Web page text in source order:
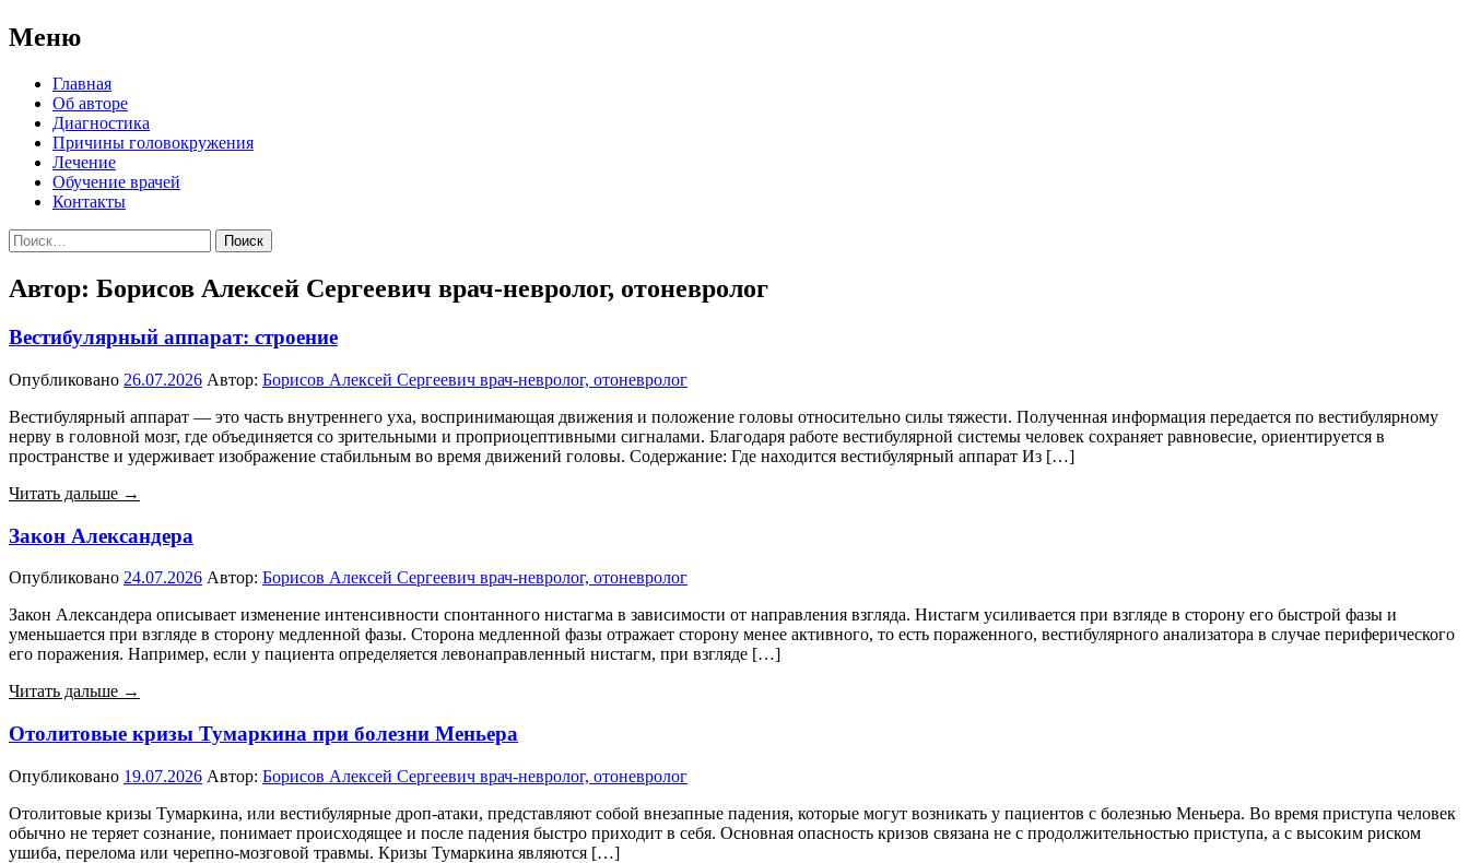
Меню
Перейти
содержимому
Главная
Об авторе
Диагностика
Причины головокружения
Лечение
Обучение врачей
Контакты
Найти:
Автор: Борисов Алексей Сергеевич врач-невролог, отоневролог
Вестибулярный аппарат: строение
Опубликовано 26.07.2026 Автор: Борисов Алексей Сергеевич врач-невролог, отоневролог
Вестибулярный аппарат — это часть внутреннего уха, воспринимающая движения и положение головы относительно силы тяжести. Полученная информация передается по вестибулярному
нерву в головной мозг, где объединяется со зрительными и проприоцептивными сигналами. Благодаря работе вестибулярной системы человек сохраняет равновесие, ориентируется в
пространстве и удерживает изображение стабильным во время движений головы. Содержание: Где находится вестибулярный аппарат Из […]
Читать дальше →
Закон Александера
Опубликовано 24.07.2026 Автор: Борисов Алексей Сергеевич врач-невролог, отоневролог
Закон Александера описывает изменение интенсивности спонтанного нистагма в зависимости от направления взгляда. Нистагм усиливается при взгляде в сторону его быстрой фазы и
уменьшается при взгляде в сторону медленной фазы. Сторона медленной фазы отражает сторону менее активного, то есть пораженного, вестибулярного анализатора в случае периферического
его поражения. Например, если у пациента определяется левонаправленный нистагм, при взгляде […]
Читать дальше →
Отолитовые кризы Тумаркина при болезни Меньера
Опубликовано 19.07.2026 Автор: Борисов Алексей Сергеевич врач-невролог, отоневролог
Отолитовые кризы Тумаркина, или вестибулярные дроп-атаки, представляют собой внезапные падения, которые могут возникать у пациентов с болезнью Меньера. Во время приступа человек
обычно не теряет сознание, понимает происходящее и после падения быстро приходит в себя. Основная опасность кризов связана не с продолжительностью приступа, а с высоким риском
ушиба, перелома или черепно-мозговой травмы. Кризы Тумаркина являются […]